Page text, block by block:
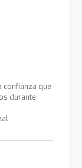
confianza que
durante